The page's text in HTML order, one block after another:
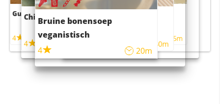
Guacamole
4
Chili con carne
4 45m
Bruine bonensoep
veganistisch
4
20m
Sushi rijstsalade
maaltijdsalade
40m
4 55m